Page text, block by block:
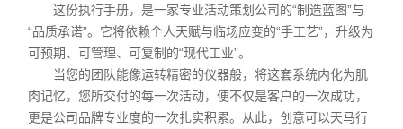
这份执行手册，是一家专业活动策划公司的“制造蓝图”与
“品质承诺”。它将依赖个人天赋与临场应变的“手工艺”，升级为
可预期、可管理、可复制的“现代工业”。
当您的团队能像运转精密的仪器般，将这套系统内化为肌
肉记忆，您所交付的每一次活动，便不仅是客户的一次成功，
更是公司品牌专业度的一次扎实积累。从此，创意可以天马行